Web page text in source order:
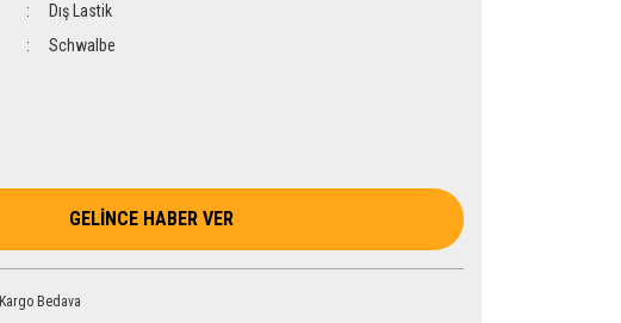
Dış Lastik
Schwalbe
GELİNCE HABER VER
Kargo Bedava